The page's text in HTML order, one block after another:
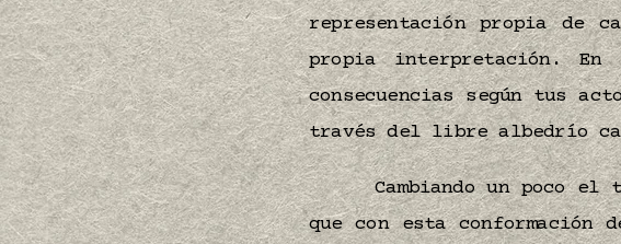
representación propia de
propia interpretación.
consecuencias según tus
través del libre albedrío
Cambiando un poco
que con esta conformación